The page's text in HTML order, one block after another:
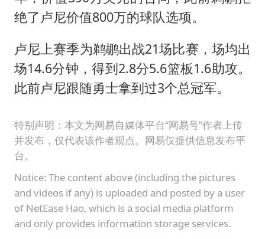
绝了卢尼价值800万的球队选项。
卢尼上赛季为鹈鹕出战21场比赛，场均出
场14.6分钟，得到2.8分5.6篮板1.6助攻。
此前卢尼跟随勇士拿到过3个总冠军。
特别声明：本文为网易自媒体平台“网易号”作者上传
并发布，仅代表该作者观点。网易仅提供信息发布平
台。
Notice: The content above (including the pictures
and videos if any) is uploaded and posted by a user
of NetEase Hao, which is a social media platform
and only provides information storage services.